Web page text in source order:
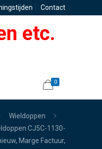
Contact
etc.
0
Wieldoppen
CJ5C-1130-
Marge Factuur,